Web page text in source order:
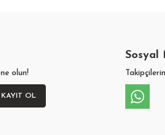
olun!
KAYIT OL
Sosyal